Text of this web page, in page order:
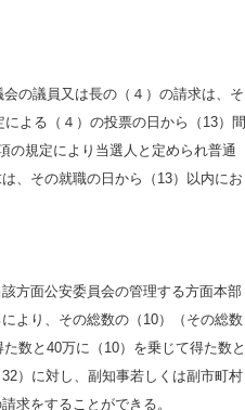
の議員又は長の（４）の請求は、そ
よる（４）の投票の日から（13）間
の規定により当選人と定められ普通
、その就職の日から（13）以内にお
方面公安委員会の管理する方面本部
より、その総数の（10）（その総数
数と40万に（10）を乗じて得た数と
）に対し、副知事若しくは副市町村
求をすることができる。